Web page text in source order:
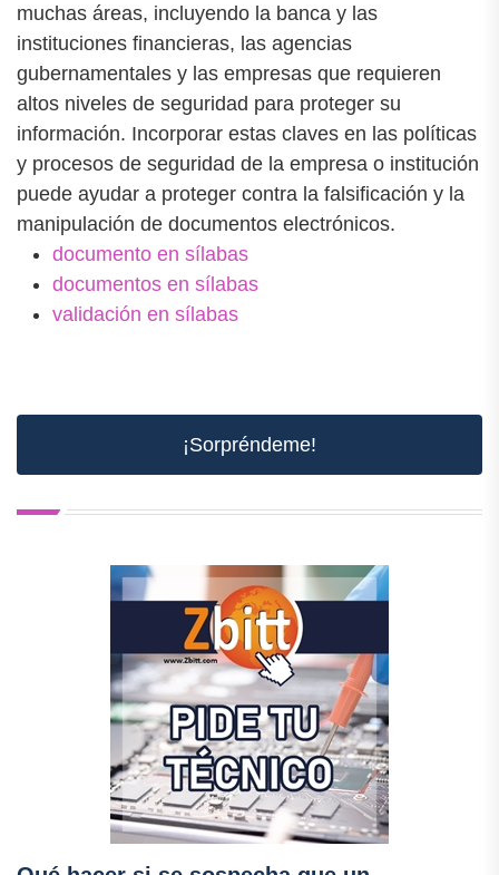
muchas áreas, incluyendo la banca y las
instituciones financieras, las agencias
gubernamentales y las empresas que requieren
altos niveles de seguridad para proteger su
información. Incorporar estas claves en las políticas
y procesos de seguridad de la empresa o institución
puede ayudar a proteger contra la falsificación y la
manipulación de documentos electrónicos.
documento en sílabas
documentos en sílabas
validación en sílabas
¡Sorpréndeme!